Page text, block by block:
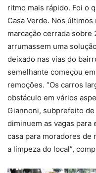
ritmo mais rápido. Foi o
Casa Verde. Nos
marcação cerrada
arrumassem uma
deixado nas vias do
semelhante começou
remoções. “Os carros
obstáculo em vários
Giannoni, subprefeito de
diminuem as vagas
casa para moradores de
a limpeza do local”,